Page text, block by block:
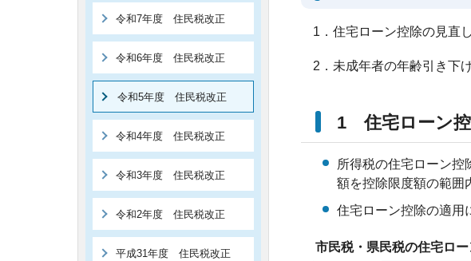
1．住宅ローン控除の見直し
2．未成年者の年齢引き下
1 住宅ローン控
所得税の住宅ローン控
額を控除限度額の範囲
住宅ローン控除の適用
市民税・県民税の住宅ロ
令和7年度 住民税改正
令和6年度 住民税改正
令和5年度 住民税改正
令和4年度 住民税改正
令和3年度 住民税改正
令和2年度 住民税改正
平成31年度 住民税改正